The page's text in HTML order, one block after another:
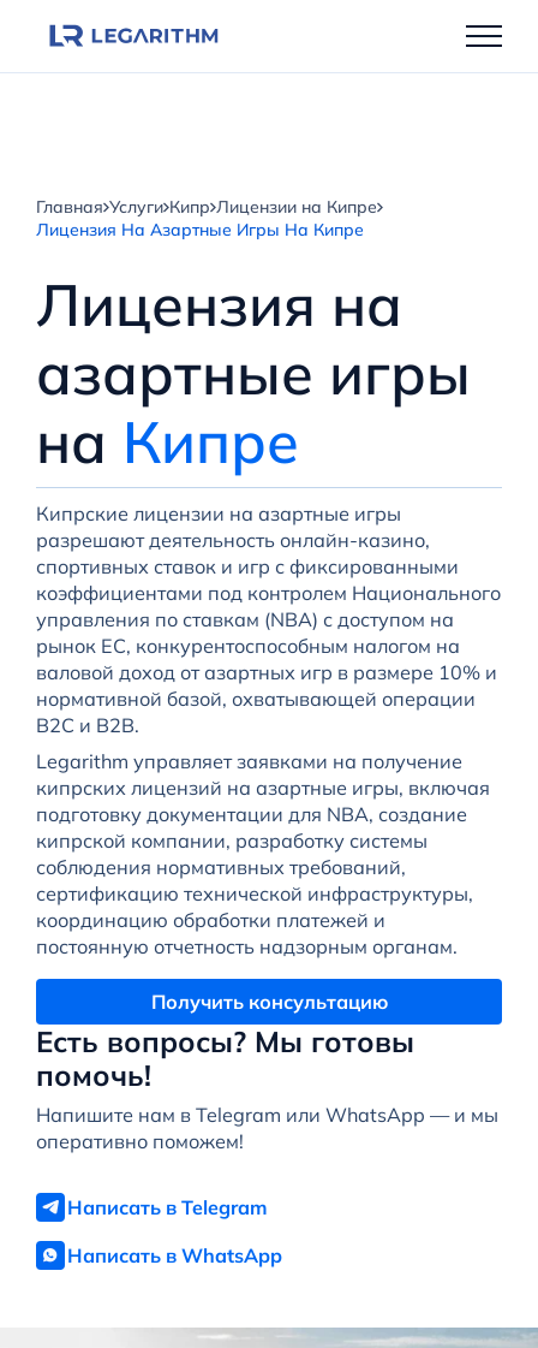
Главная Услуги Кипр Лицензии на Кипре
Лицензия На Азартные Игры На Кипре
Лицензия на
азартные игры
на Кипре
Есть вопросы? Мы готовы
помочь!
Напишите нам в Telegram или WhatsApp — и мы
оперативно поможем!
Написать в Telegram
Написать в WhatsApp
Кипрские лицензии на азартные игры
разрешают деятельность онлайн-казино,
спортивных ставок и игр с фиксированными
коэффициентами под контролем Национального
управления по ставкам (NBA) с доступом на
рынок ЕС, конкурентоспособным налогом на
валовой доход от азартных игр в размере 10% и
нормативной базой, охватывающей операции
B2C и B2B.
Legarithm управляет заявками на получение
кипрских лицензий на азартные игры, включая
подготовку документации для NBA, создание
кипрской компании, разработку системы
соблюдения нормативных требований,
сертификацию технической инфраструктуры,
координацию обработки платежей и
постоянную отчетность надзорным органам.
Получить консультацию